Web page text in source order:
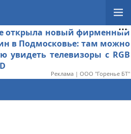
открыла новый фирменный
в Подмосковье: там можно
увидеть телевизоры с RGB
Реклама | ООО "Горенье БТ"